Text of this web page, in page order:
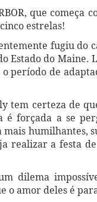
que começa
estrelas!
fugiu do
Estado do Maine.
período de
tem certeza de
é forçada a se
humilhantes,
realizar a festa
dilema
o amor deles é